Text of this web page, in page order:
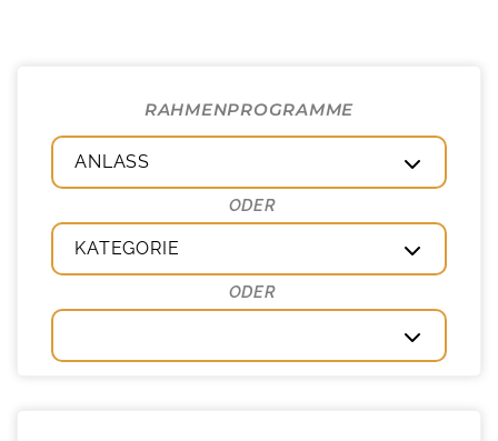
RAHMENPROGRAMME
ANLASS
KATEGORIE